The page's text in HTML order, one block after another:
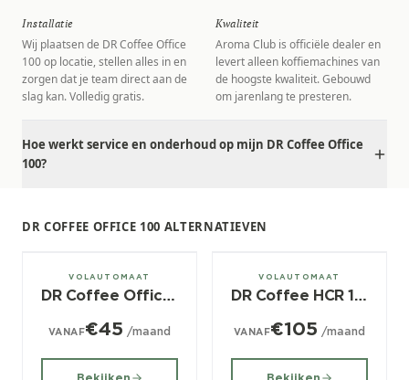
Installatie
Wij plaatsen de DR Coffee Office
100 op locatie, stellen alles in en
zorgen dat je team direct aan de
slag kan. Volledig gratis.
Kwaliteit
Aroma Club is officiële dealer en
levert alleen koffiemachines van
de hoogste kwaliteit. Gebouwd
om jarenlang te presteren.
Hoe werkt service en onderhoud op mijn DR Coffee Office
100?
DR COFFEE OFFICE 100 ALTERNATIEVEN
± 50/dag
VOLAUTOMAAT
DR Coffee Office 11
VANAF€45 /maand
± 50/dag
VOLAUTOMAAT
DR Coffee HCR 100
VANAF€105 /maand